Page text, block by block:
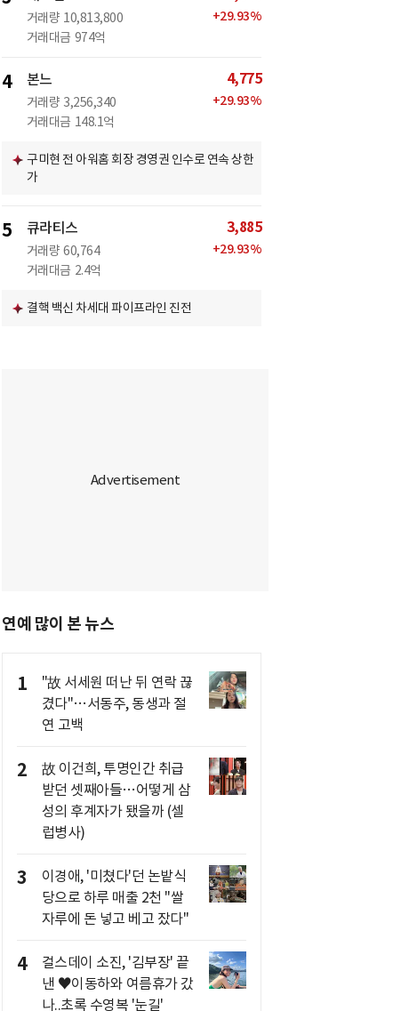
거래량 10,813,800
거래대금 974억
+29.93%
4 본느
거래량 3,256,340
거래대금 148.1억
4,775
+29.93%
구미현 전 아워홈 회장 경영권 인수로 연속 상한
가
5 큐라티스
거래량 60,764
거래대금 2.4억
3,885
+29.93%
결핵 백신 차세대 파이프라인 진전
연예 많이 본 뉴스
1
"故 서세원 떠난 뒤 연락 끊
겼다"…서동주, 동생과 절
연 고백
2
故 이건희, 투명인간 취급
받던 셋째아들…어떻게 삼
성의 후계자가 됐을까 (셀
럽병사)
3
이경애, '미쳤다'던 논밭식
당으로 하루 매출 2천 "쌀
자루에 돈 넣고 베고 잤다"
4
걸스데이 소진, '김부장' 끝
낸 ♥이동하와 여름휴가 갔
나..초록 수영복 '눈길'